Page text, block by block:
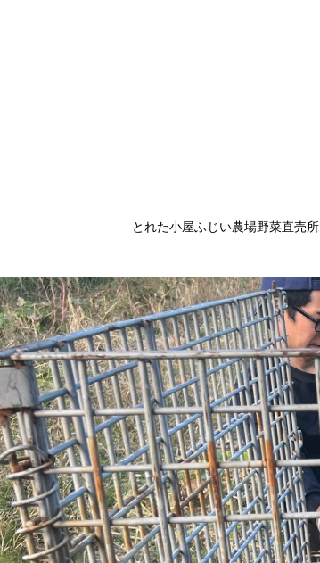
とれた小屋ふじい農場野菜直売所